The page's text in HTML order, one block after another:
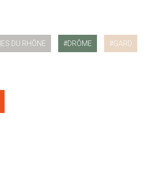
DU RHÔNE DRÔME GARD